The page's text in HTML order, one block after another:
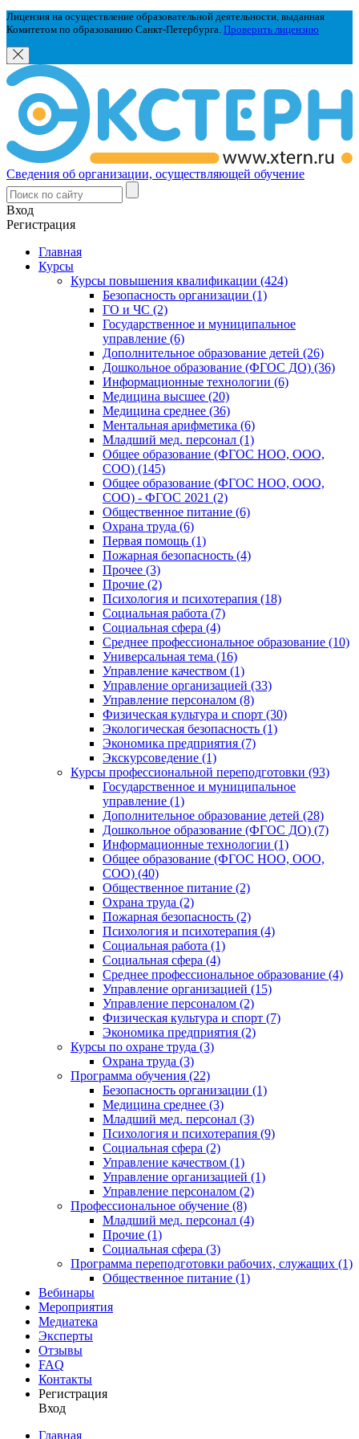
Лицензия на осуществление образовательной деятельности, выданная
Комитетом по образованию Санкт-Петербурга. Проверить лицензию
Сведения об организации, осуществляющей обучение
Вход
Регистрация
Главная
Курсы
Курсы повышения квалификации (424)
Безопасность организации (1)
ГО и ЧС (2)
Государственное и муниципальное
управление (6)
Дополнительное образование детей (26)
Дошкольное образование (ФГОС ДО) (36)
Информационные технологии (6)
Медицина высшее (20)
Медицина среднее (36)
Ментальная арифметика (6)
Младший мед. персонал (1)
Общее образование (ФГОС НОО, ООО,
СОО) (145)
Общее образование (ФГОС НОО, ООО,
СОО) - ФГОС 2021 (2)
Общественное питание (6)
Охрана труда (6)
Первая помощь (1)
Пожарная безопасность (4)
Прочее (3)
Прочие (2)
Психология и психотерапия (18)
Социальная работа (7)
Социальная сфера (4)
Среднее профессиональное образование (10)
Универсальная тема (16)
Управление качеством (1)
Управление организацией (33)
Управление персоналом (8)
Физическая культура и спорт (30)
Экологическая безопасность (1)
Экономика предприятия (7)
Экскурсоведение (1)
Курсы профессиональной переподготовки (93)
Государственное и муниципальное
управление (1)
Дополнительное образование детей (28)
Дошкольное образование (ФГОС ДО) (7)
Информационные технологии (1)
Общее образование (ФГОС НОО, ООО,
СОО) (40)
Общественное питание (2)
Охрана труда (2)
Пожарная безопасность (2)
Психология и психотерапия (4)
Социальная работа (1)
Социальная сфера (4)
Среднее профессиональное образование (4)
Управление организацией (15)
Управление персоналом (2)
Физическая культура и спорт (7)
Экономика предприятия (2)
Курсы по охране труда (3)
Охрана труда (3)
Программа обучения (22)
Безопасность организации (1)
Медицина среднее (3)
Младший мед. персонал (3)
Психология и психотерапия (9)
Социальная сфера (2)
Управление качеством (1)
Управление организацией (1)
Управление персоналом (2)
Профессиональное обучение (8)
Младший мед. персонал (4)
Прочие (1)
Социальная сфера (3)
Программа переподготовки рабочих, служащих (1)
Общественное питание (1)
Вебинары
Мероприятия
Медиатека
Эксперты
Отзывы
FAQ
Контакты
Регистрация
Вход
Главная